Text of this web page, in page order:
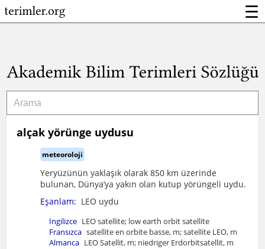
☰
alçak yörünge uydusu
meteoroloji
Yeryüzünün yaklaşık olarak 850 km üzerinde
bulunan, Dünya’ya yakın olan kutup yörüngeli uydu.
Eşanlam: LEO uydu
İngilizce LEO satellite; low earth orbit satellite
Fransızca satellite en orbite basse, m; satellite LEO, m
Almanca LEO Satellit, m; niedriger Erdorbitsatellit, m